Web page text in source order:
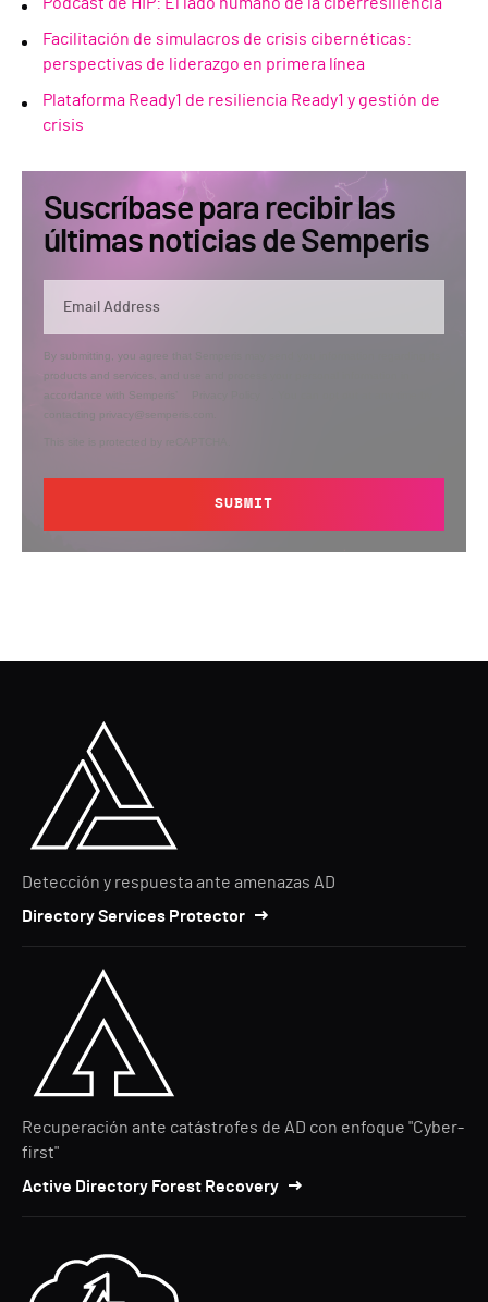
Podcast de HIP: El lado humano de la ciberresiliencia
Facilitación de simulacros de crisis cibernéticas:
perspectivas de liderazgo en primera línea
Plataforma Ready1 de resiliencia Ready1 y gestión de
crisis
Suscríbase para recibir las
últimas noticias de Semperis
By submitting, you agree that Semperis may send you information regarding its
products and services, and use and process your personal information in
accordance with Semperis’
contacting privacy@semperis.com.
This site is protected by reCAPTCHA.
SUBMIT
Detección y respuesta ante amenazas AD
Directory Services Protector
Recuperación ante catástrofes de AD con enfoque "Cyber-
first"
Active Directory Forest Recovery